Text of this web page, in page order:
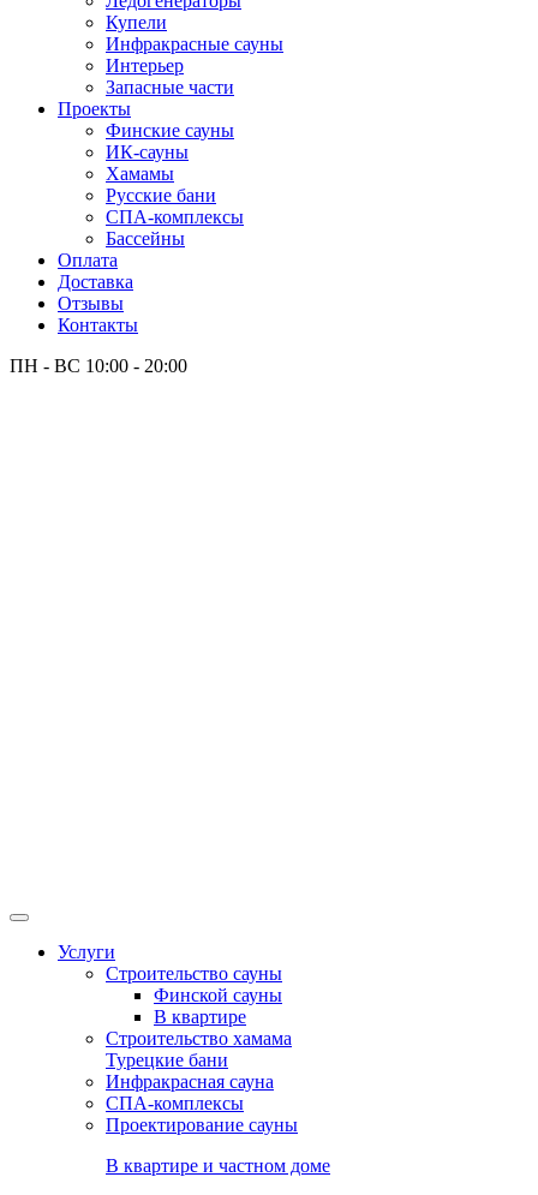
Купели
Инфракрасные сауны
Интерьер
Запасные части
Проекты
Финские сауны
ИК-сауны
Хамамы
Русские бани
СПА-комплексы
Бассейны
Оплата
Доставка
Отзывы
Контакты
ПН - ВС 10:00 - 20:00
Услуги
Строительство сауны
Финской сауны
В квартире
Строительство хамама
Турецкие бани
Инфракрасная сауна
СПА-комплексы
Проектирование сауны
В квартире и частном доме